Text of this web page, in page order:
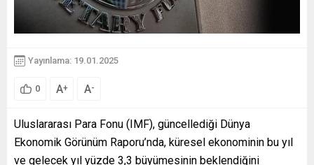
Yayınlama: 19.01.2025
0 A+ A-
Uluslararası Para Fonu (IMF), güncellediği Dünya
Ekonomik Görünüm Raporu’nda, küresel ekonominin bu yıl
ve gelecek yıl yüzde 3,3 büyümesinin beklendiğini